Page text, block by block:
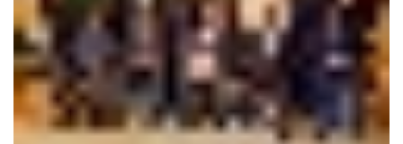
de la région, s’affiche comme une étape de coopération
renforcée. Mais en coulisses, l’enjeu est clair : sauver une
candidature conjointe inédite, appelée à réunir pour la
première fois trois pays autour d’une même CAN.